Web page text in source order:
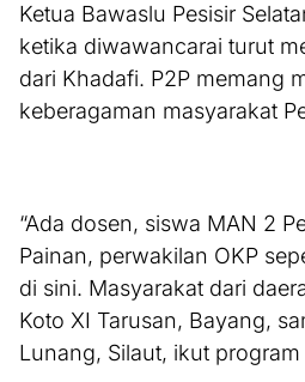
Ketua Bawaslu Pesisir
ketika diwawancarai turut
dari Khadafi. P2P memang
keberagaman masyarakat
“Ada dosen, siswa MAN 2
Painan, perwakilan OKP
di sini. Masyarakat dari
Koto XI Tarusan, Bayang,
Lunang, Silaut, ikut program